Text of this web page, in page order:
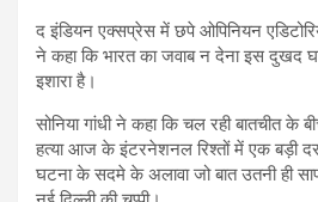
द इंडियन एक्सप्रेस में छपे ओपिनियन
ने कहा कि भारत का जवाब न देना इस दुखद
इशारा है।
सोनिया गांधी ने कहा कि चल रही बातचीत के
हत्या आज के इंटरनेशनल रिश्तों में एक बड़ी
घटना के सदमे के अलावा जो बात उतनी ही